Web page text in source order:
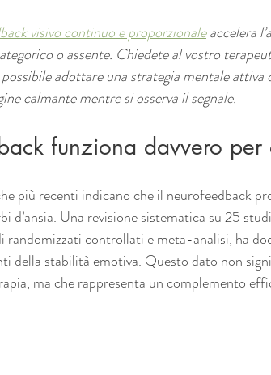
visivo continuo e proporzionale accelera
o assente. Chiedete al vostro
adottare una strategia mentale attiva
calmante mentre si osserva il segnale.
funziona davvero per
più recenti indicano che il neurofeedback
d’ansia. Una revisione sistematica su 25
randomizzati controllati e meta-analisi, ha
della stabilità emotiva. Questo dato non
ma che rappresenta un complemento